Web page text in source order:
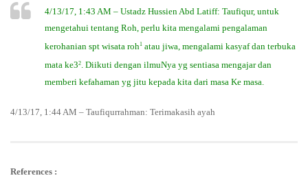
4/13/17, 1:43 AM – Ustadz Hussien Abd Latiff: Taufiqur, untuk
mengetahui tentang Roh, perlu kita mengalami pengalaman
kerohanian spt wisata roh1 atau jiwa, mengalami kasyaf dan terbuka
mata ke32. Diikuti dengan ilmuNya yg sentiasa mengajar dan
memberi kefahaman yg jitu kepada kita dari masa Ke masa.
4/13/17, 1:44 AM – Taufiqurrahman: Terimakasih ayah
References :